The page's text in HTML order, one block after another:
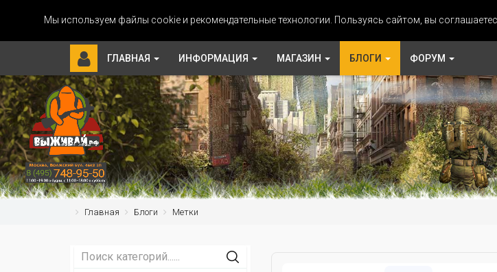
Мы используем файлы cookie и рекомендательные технологии. Пользуясь сайтом, вы
ГЛАВНАЯ ИНФОРМАЦИЯ МАГАЗИН БЛОГИ ФОРУМ
Главная Блоги Метки